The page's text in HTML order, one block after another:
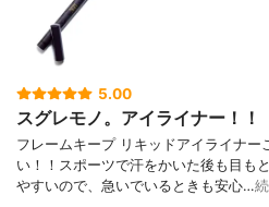
5.00
スグレモノ。アイライナー！！
フレームキープ リキッドアイライナー
い！！スポーツで汗をかいた後も目も
やすいので、急いでいるときも安心…